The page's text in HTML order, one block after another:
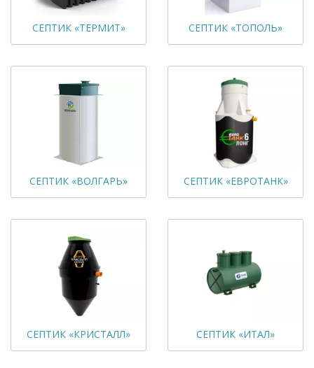
СЕПТИК «ТЕРМИТ» СЕПТИК «ТОПОЛЬ»
СЕПТИК «ВОЛГАРЬ» СЕПТИК «ЕВРОТАНК»
СЕПТИК «КРИСТАЛЛ» СЕПТИК «ИТАЛ»